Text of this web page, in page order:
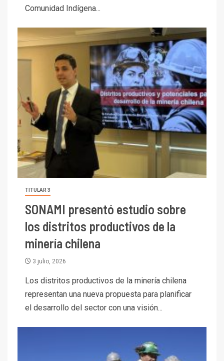
Comunidad Indígena...
TITULAR 3
SONAMI presentó estudio sobre
los distritos productivos de la
minería chilena
3 julio, 2026
Los distritos productivos de la minería chilena
representan una nueva propuesta para planificar
el desarrollo del sector con una visión...